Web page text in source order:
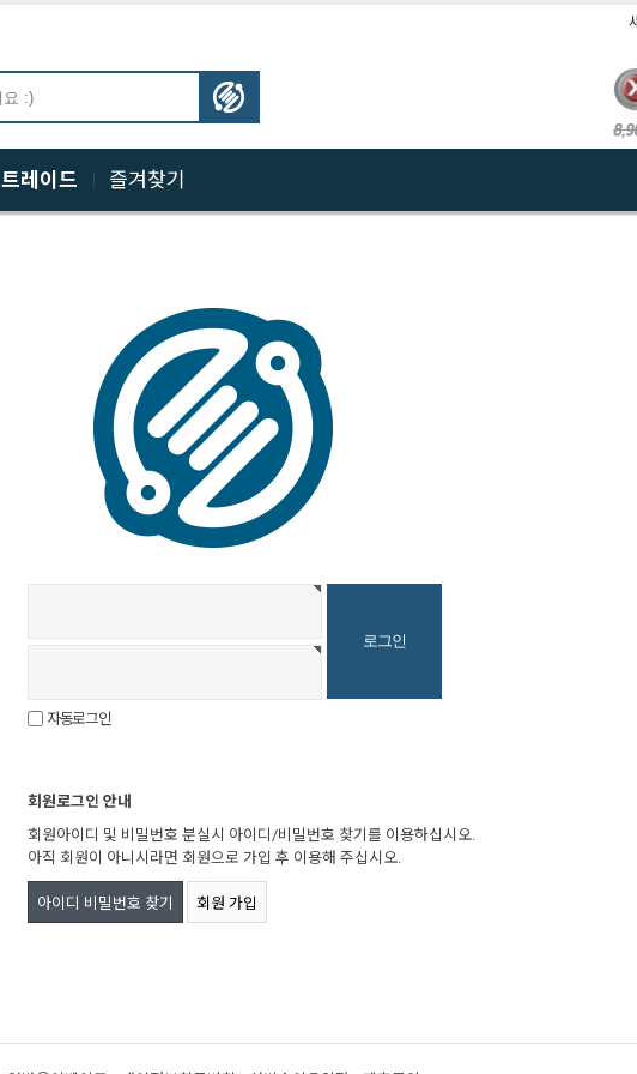
트레이드 즐겨찾기
자동로그인
회원로그인 안내
회원아이디 및 비밀번호 분실시 아이디/비밀번호 찾기를 이용하십시오.
아직 회원이 아니시라면 회원으로 가입 후 이용해 주십시오.
아이디 비밀번호 찾기 회원 가입